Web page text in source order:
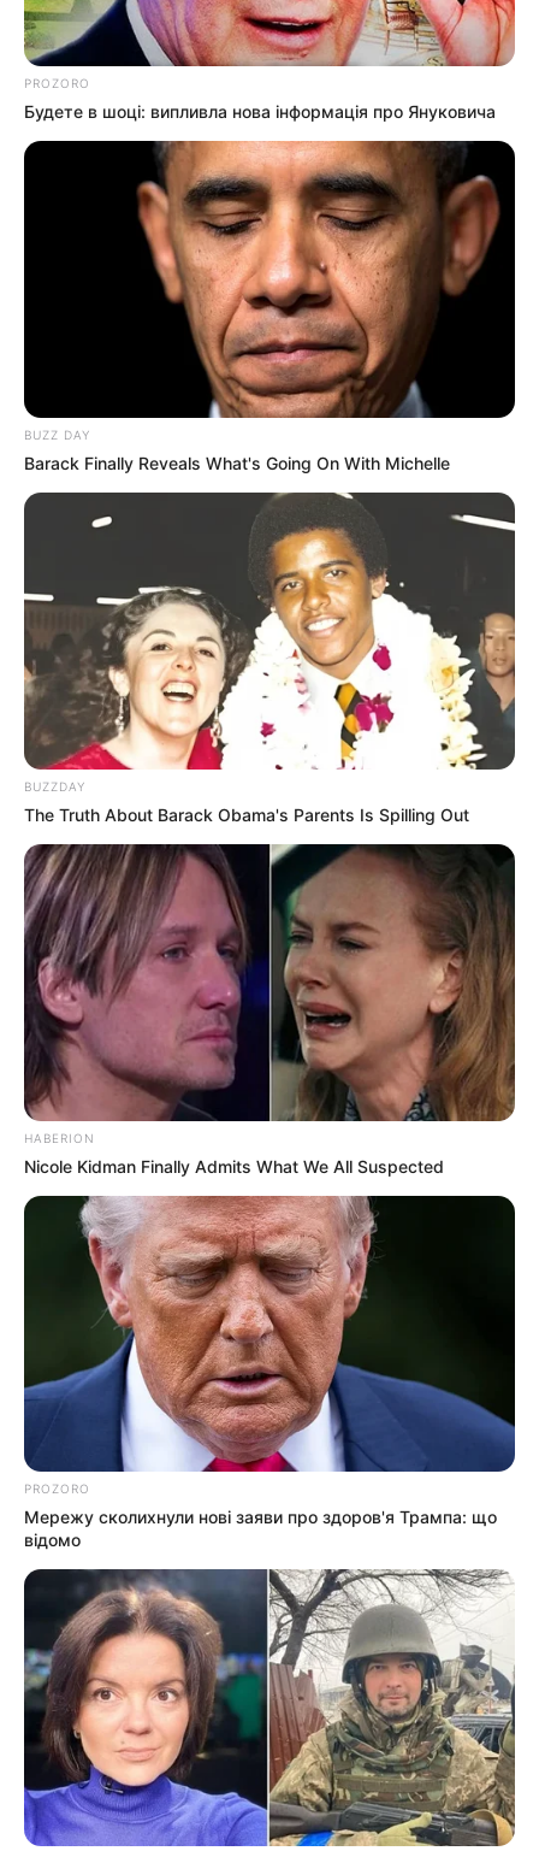
PROZORO
Будете в шоці: випливла нова інформація про Януковича
BUZZ DAY
Barack Finally Reveals What's Going On With Michelle
BUZZDAY
The Truth About Barack Obama's Parents Is Spilling Out
HABERION
Nicole Kidman Finally Admits What We All Suspected
PROZORO
Мережу сколихнули нові заяви про здоров'я Трампа: що
відомо